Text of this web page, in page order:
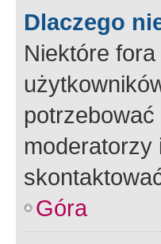
Dlaczego
Niektóre
moderatorzy
Góra